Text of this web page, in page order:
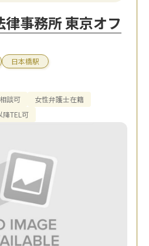
事務所 東京オフ
日本橋駅
談可
女性弁護士在籍
降TEL可